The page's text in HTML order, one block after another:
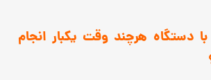
دستگاه هرچند وقت یکبار انجام